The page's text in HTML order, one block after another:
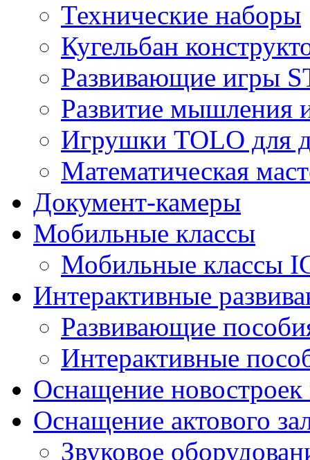
Технические наборы
Кугельбан
Развивающие игры
Развитие мышления
Игрушки TOLO для
Математическая
Документ-камеры
Мобильные классы
Мобильные классы
Интерактивные
Развивающие
Интерактивные
Оснащение новостроек
Оснащение актового
Звуковое